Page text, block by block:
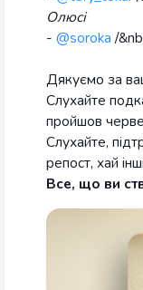
Олюсі
- @soroka /
Дякуємо за
Слухайте
пройшов
Слухайте,
репост, хай
Все, що ви